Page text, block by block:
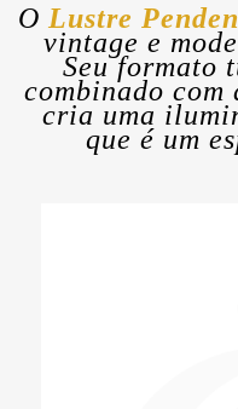
O Lustre
vintage e
Seu formato
combinado
cria uma
que é um